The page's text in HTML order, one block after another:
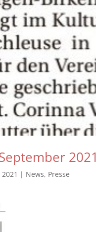
2021
| News, Presse